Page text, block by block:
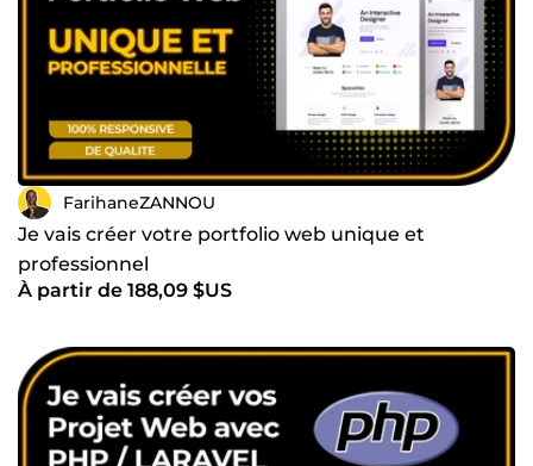
FarihaneZANNOU
Je vais créer votre portfolio web unique et
professionnel
À partir de 188,09 $US